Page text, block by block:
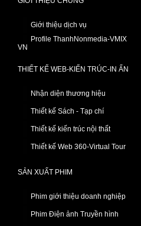
Giới thiệu dịch vụ
Profile ThanhNonmedia-VMIX
VN
THIẾT KẾ WEB-KIẾN TRÚC-IN ẤN
Nhận diện thương hiệu
Thiết kế Sách - Tạp chí
Thiết kế kiến trúc nội thất
Thiết kế Web 360-Virtual Tour
SẢN XUẤT PHIM
Phim giới thiệu doanh nghiệp
Phim Điện ảnh Truyền hình